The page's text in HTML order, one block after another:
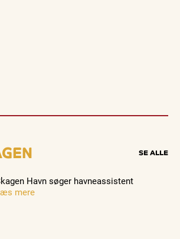
SE ALLE
Havn søger havneassistent
mere